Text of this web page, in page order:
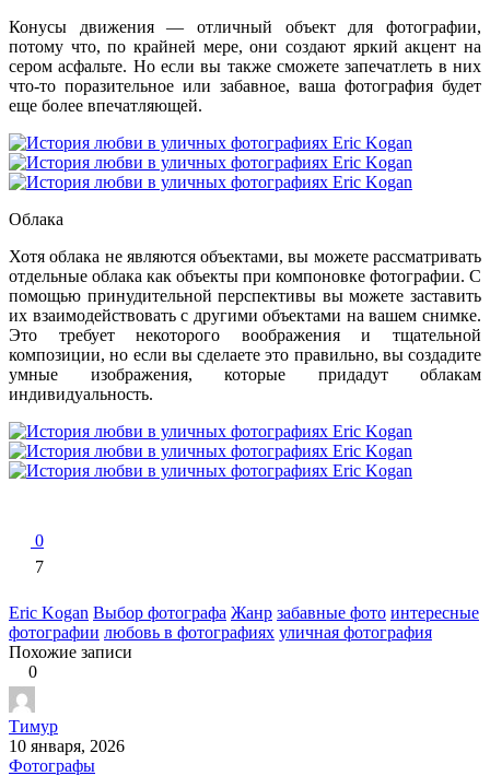
Конусы движения — отличный объект для фотографии,
потому что, по крайней мере, они создают яркий акцент на
сером асфальте. Но если вы также сможете запечатлеть в них
что-то поразительное или забавное, ваша фотография будет
еще более впечатляющей.
Облака
Хотя облака не являются объектами, вы можете рассматривать
отдельные облака как объекты при компоновке фотографии. С
помощью принудительной перспективы вы можете заставить
их взаимодействовать с другими объектами на вашем снимке.
Это требует некоторого воображения и тщательной
композиции, но если вы сделаете это правильно, вы создадите
умные изображения, которые придадут облакам
индивидуальность.
0
7
Eric Kogan Выбор фотографа Жанр забавные фото интересные
фотографии любовь в фотографиях уличная фотография
Похожие записи
0
Тимур
10 января, 2026
Фотографы